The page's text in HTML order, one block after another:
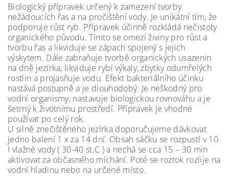
Biologický přípravek určený k zamezení tvorby
nežádoucích řas a na pročištění vody. Je unikátní tím, že
podporuje růst ryb. Přípravek účinně rozkládá nečistoty
organického původu. Tímto se omezí živiny pro růst a
tvorbu řas a likviduje se zápach spojený s jejich
výskytem. Dále zabraňuje tvorbě organických usazenin
na dně jezírka, likviduje rybí výkaly, zbytky odumřelých
rostlin a projasňuje vodu. Efekt bakteriálního účinku
nastává postupně a je dlouhodobý. Je neškodný pro
vodní organismy, nastavuje biologickou rovnováhu a je
šetrný k životnímu prostředí. Přípravek je vhodné
používat po celý rok.
U silně znečištěného jezírka doporučujeme dávkovat
jedno balení 1 x za 14 dní. Obsah sáčku se rozpustí v 10
l vlažné vody ( 30-40 st.C ) a nechá se cca 15 – 30 min
aktivovat za občasného míchání. Poté se roztok rozlije na
vodní hladinu nebo na určené místo.